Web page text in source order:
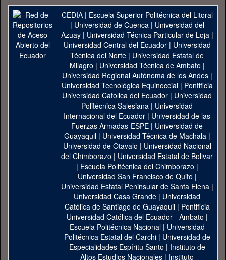
CEDIA| Escuela Superior Politécnica del Litoral
| Universidad de Cuenca| Universidad del
Azuay| Universidad Técnica Particular de Loja|
Universidad Central del Ecuador| Universidad
Técnica del Norte | Universidad Estatal de
Milagro | Universidad Técnica de Ambato |
Universidad Regional Autónoma de los Andes|
Universidad Tecnológica Equinoccial| Pontificia
Universidad Catolica del Ecuador | Universidad
Politécnica Salesiana | Universidad
Internacional del Ecuador | Universidad de las
Fuerzas Armadas-ESPE | Universidad de
Guayaquil| Universidad Técnica de Machala|
Universidad de Otavalo | Universidad Nacional
del Chimborazo | Universidad Estatal de Bolivar
| Escuela Politécnica del Chimborazo |
Universidad San Francisco de Quito |
Universidad Estatal Peninsular de Santa Elena|
Universidad Casa Grande | Universidad
Católica de Santiago de Guayaquil| Pontificia
Universidad Católica del Ecuador - Ambato |
Escuela Politécnica Nacional| Universidad
Politécnica Estatal del Carchi| Universidad de
Especialidades Espíritu Santo | Instituto de
Altos Estudios Nacionales | Instituto